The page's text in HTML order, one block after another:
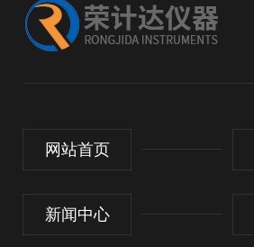
网站首页
新闻中心